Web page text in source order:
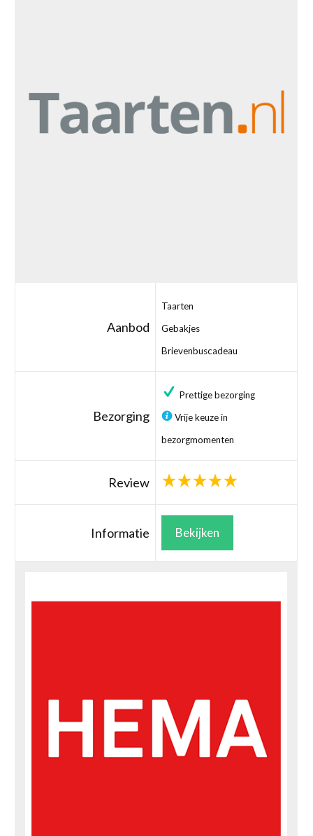
Aanbod
Taarten
Gebakjes
Brievenbuscadeau
Bezorging
Prettige bezorging
Vrije keuze in
bezorgmomenten
Review
Informatie Bekijken